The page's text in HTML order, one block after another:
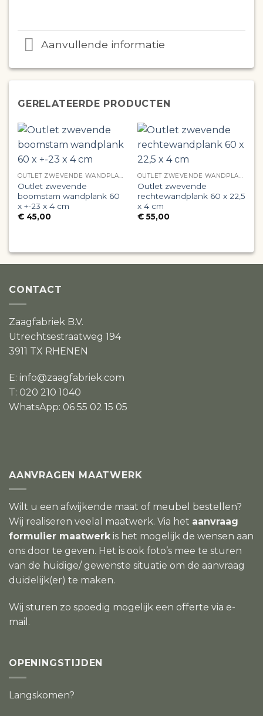
Aanvullende informatie
GERELATEERDE PRODUCTEN
OUTLET ZWEVENDE WANDPLANK
Outlet zwevende
boomstam wandplank 60
x +-23 x 4 cm
€45,00
OUTLET ZWEVENDE WANDPLANK
Outlet zwevende
rechtewandplank 60 x 22,5
x 4 cm
€55,00
CONTACT
Zaagfabriek B.V.
Utrechtsestraatweg 194
3911 TX RHENEN
E: info@zaagfabriek.com
T: 020 210 1040
WhatsApp: 06 55 02 15 05
AANVRAGEN MAATWERK
Wilt u een afwijkende maat of meubel bestellen?
Wij realiseren veelal maatwerk. Via het aanvraag
formulier maatwerk is het mogelijk de wensen aan
ons door te geven. Het is ook foto’s mee te sturen
van de huidige/ gewenste situatie om de aanvraag
duidelijk(er) te maken.
Wij sturen zo spoedig mogelijk een offerte via e-
mail.
OPENINGSTIJDEN
Langskomen?